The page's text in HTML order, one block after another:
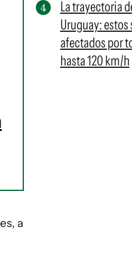
a
La trayectoria
Uruguay:
afectados por
hasta 120 km/h